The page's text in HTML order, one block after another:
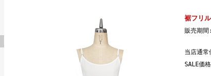
裾フリ
販売期間:
当店通常
SALE価